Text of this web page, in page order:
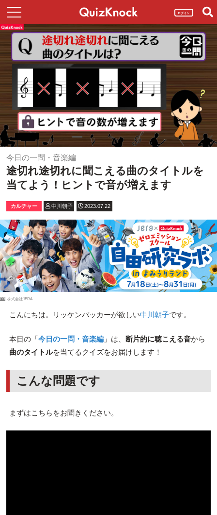
ログイン
今日の一問・音楽編
途切れ途切れに聞こえる曲のタイトルを
当てよう！ヒントで音が増えます
カルチャー 中川朝子 2023.07.22
PR 株式会社JERA
こんにちは。リッケンバッカーが欲しい中川朝子です。
本日の「今日の一問・音楽編」は、 断片的に聴こえる音から
曲のタイトルを当てるクイズをお届けします！
こんな問題です
まずはこちらをお聞きください。